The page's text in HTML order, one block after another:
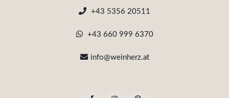
+43 5356 20511
+43 660 999 6370
info@weinherz.at